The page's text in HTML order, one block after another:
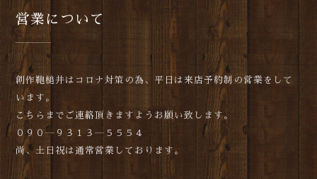
営業について
創作鞄槌井はコロナ対策の為、平日は来店予約制の営業をして
います。
こちらまでご連絡頂きますようお願い致します。
０９０―９３１３―５５５４
尚、土日祝は通常営業しております。